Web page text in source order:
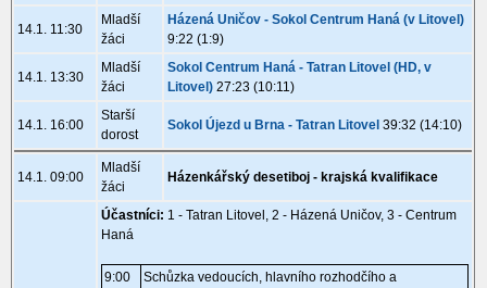
14.1. 11:30
Mladší
žáci
Házená Uničov - Sokol Centrum Haná (v Litovel)
9:22 (1:9)
14.1. 13:30
Mladší
žáci
Sokol Centrum Haná - Tatran Litovel (HD, v
Litovel) 27:23 (10:11)
14.1. 16:00
Starší
dorost
Sokol Újezd u Brna - Tatran Litovel 39:32 (14:10)
14.1. 09:00
Mladší
žáci
Házenkářský desetiboj - krajská kvalifikace
Účastníci: 1 - Tatran Litovel, 2 - Házená Uničov, 3 - Centrum
Haná
9:00
Schůzka vedoucích, hlavního rozhodčího a